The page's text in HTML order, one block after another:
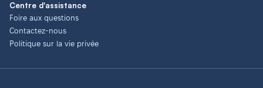
Centre d'assistance
Foire aux questions
Contactez-nous
Politique sur la vie privée